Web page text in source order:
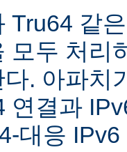
Tru64 같
모두 처리
. 아파치
연결과
대응